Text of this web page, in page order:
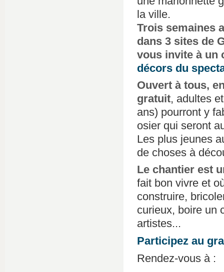
la ville.
Trois semaines
dans 3 sites de
vous invite à
décors du
Ouvert à tous,
gratuit, adultes
ans) pourront y
osier qui seront
Les plus jeunes
de choses à
Le chantier est
fait bon vivre et
construire,
curieux, boire un
artistes...
Participez au
Rendez-vous à :